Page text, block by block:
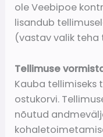
ole Veebipoe
lisandub
(vastav valik teha
Tellimuse
Kauba
ostukorvi.
nõutud